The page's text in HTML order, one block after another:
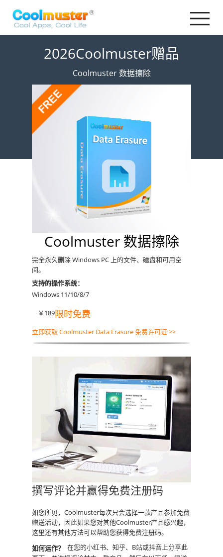
2026Coolmuster赠品
Coolmuster 数据擦除
Coolmuster 数据擦除
完全永久删除 Windows PC 上的文件、磁盘和可用空
间。
支持的操作系统：
Windows 11/10/8/7
￥189限时免费
立即获取 Coolmuster Data Erasure 免费许可证 >>
撰写评论并赢得免费注册码
如您所见，Coolmuster每次只会选择一款产品参加免费
赠送活动，因此如果您对其他Coolmuster产品感兴趣，
这里还有其他方法可以帮助您获得免费注册码。
如何运作？ 在您的小红书、知乎、B站或抖音上分享此